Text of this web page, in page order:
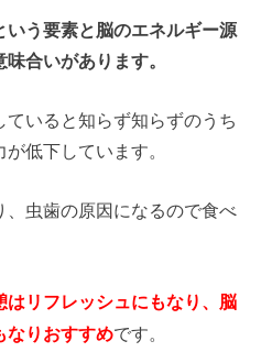
う要素と脳のエネルギー源
合いがあります。
いると知らず知らずのうち
低下しています。
虫歯の原因になるので食べ
はリフレッシュにもなり、脳
なりおすすめです。